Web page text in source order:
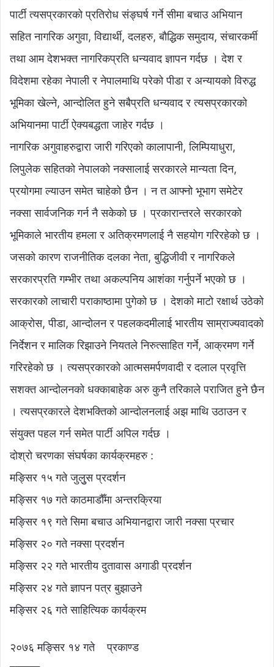
पार्टी त्यसप्रकारको प्रतिरोध संङ्घर्ष गर्ने सीमा बचाउ अभियान
सहित नागरिक अगुवा, विद्यार्थी, दलहरु, बौद्धिक समुदाय, संचारकर्मी
तथा आम देशभक्त नागरिकप्रति धन्यवाद ज्ञापन गर्दछ । देश र
विदेशमा रहेका नेपाली र नेपालमाथि परेको पीडा र अन्यायको विरुद्ध
भूमिका खेल्ने, आन्दोलित हुने सबैप्रति धन्यवाद र त्यसप्रकारको
अभियानमा पार्टी ऐक्यबद्धता जाहेर गर्दछ ।
नागरिक अगुवाहरुद्वारा जारी गरिएको कालापानी, लिम्पियाधुरा,
लिपुलेक सहितको नेपालको नक्सालाई सरकारले मान्यता दिन,
प्रयोगमा ल्याउन समेत चाहेको छैन । न त आफ्नो भूभाग समेटेर
नक्सा सार्वजनिक गर्न नै सकेको छ । प्रकारान्तरले सरकारको
भूमिकाले भारतीय हमला र अतिक्रमणलाई नै सहयोग गरिरहेको छ ।
जसको कारण राजनीतिक दलका नेता, बुद्धिजीवी र नागरिकले
सरकारप्रति गम्भीर तथा अकल्पनिय आशंका गर्नुपर्ने भएको छ ।
सरकारको लाचारी पराकाष्ठामा पुगेको छ । देशको माटो रक्षार्थ उठेको
आक्रोस, पीडा, आन्दोलन र पहलकदमीलाई भारतीय साम्राज्यवादको
निर्देशन र मालिक रिझाउने नियतले निरुत्साहित गर्ने, आक्रमण गर्ने
गरिरहेको छ । त्यसप्रकारको आत्मसमर्पणवादी र दलाल प्रवृत्ति
सशक्त आन्दोलनको धक्काबाहेक अरु कुनै तरिकाले पराजित हुने छैन
। त्यसप्रकारले देशभक्तिको आन्दोलनलाई अझ माथि उठाउन र
संयुक्त पहल गर्न समेत पार्टी अपिल गर्दछ ।
दोश्रो चरणका संघर्षका कार्यक्रमहरु :
मङ्सिर १५ गते जुलुुस प्रदर्शन
मङ्सिर १७ गते काठमाडौँमा अन्तरक्रिया
मङ्सिर १९ गते सिमा बचाउ अभियानद्वारा जारी नक्सा प्रचार
मङ्सिर २० गते नक्सा प्रदर्शन
मङ्सिर २२ गते भारतीय दुतावास अगाडी प्रदर्शन
मङ्सिर २४ गते ज्ञापन पत्र बुझाउने
मङ्सिर २६ गते साहित्यिक कार्यक्रम
२०७६ मङ्सिर १४ गते प्रकाण्ड